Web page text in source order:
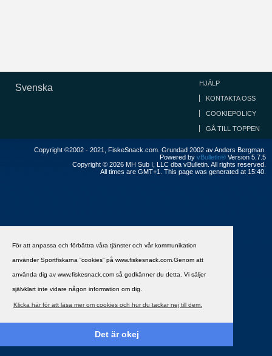
För att anpassa och förbättra våra tjänster och vår kommunikation
använder Sportfiskarna ”cookies” på www.fiskesnack.com.Genom att
använda dig av www.fiskesnack.com så godkänner du detta. Vi säljer
självklart inte vidare någon information om dig.
Klicka här för att läsa mer om cookies och hur du tackar nej till dem.
Det är okej
Svenska HJÄLP
KONTAKTA OSS
COOKIEPOLICY
GÅ TILL TOPPEN
Copyright ©2002 - 2021, FiskeSnack.com. Grundad 2002 av Anders Bergman.
Powered by vBulletin® Version 5.7.5
Copyright © 2026 MH Sub I, LLC dba vBulletin. All rights reserved.
All times are GMT+1. This page was generated at 15:40.